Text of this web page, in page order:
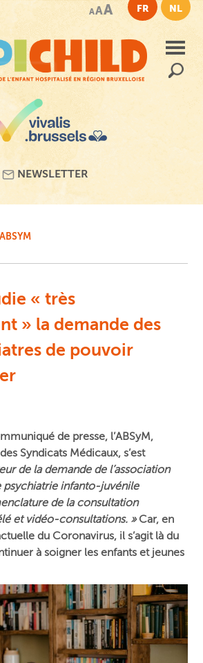
AAA FR NL
NEWSLETTER
ABSYM
« très
» la demande des
de pouvoir
de presse, l’ABSyM,
Syndicats Médicaux, s’est
de la demande de l’association
psychiatrie infanto-juvénile
de la consultation
et vidéo-consultations. »Car, en
du Coronavirus, il s’agit là du
à soigner les enfants et jeunes